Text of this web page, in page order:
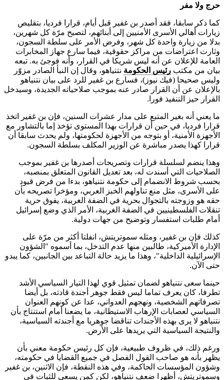
حرج ولا مفر
كما ذكر سابقا، فقد أصدر بن غفير قبل أيام، قرارا فرديا، بتقليص
زيارات أهالي الأسرى الأمنيين إلى أبنائهم، لتصبح مرّة كل شهرين،
بدلا من زيارة واحدة كل شهر، وفرض الأمر على سلطة السجون،
وثارت اعتراضات من مراكز حقوقية، فيما سارع جهاز المخابرات
العامة للإعلان عن أنه ليس شريكا في القرار، وأنه فوجئ به. تبعه
بيان من مكتب رئيس الحكومة نتنياهو، وقال إن النبأ الصادر مزوّر
وليس صحيحا (فيك نيوز)، فسارع بن غفير للرد على بيان نتنياهو
بالإعلان عن أن القرار صادر عنه بموجب صلاحياته الجديدة، وسيدخل
القرار حيز التنفيذ فورا.
ما يعني أنه بغير المتبع على مدار عشرات السنين، فإن بن غفير اتخذ
قرارا فرديا، في حين أن قرارات بهذا المستوى تؤخذ إما بالتشاور مع
الأجهزة الأمنية، أو بتوجه من الأجهزة لحكومتها، ولم يحدث سابقا أن
قرارا كهذا يصدر مباشرة عن الوزير المكلف بسلطة السجون.
وهذا ينضم لسلسلة قرارات وتصريحات أصدرها بن غفير بموجب
الصلاحيات التي أسندت له، بعد تعديل القانون المتعلق بمنصبه،
بحسب شروط الانضمام إلى حكومة نتنياهو، بدءا من فرض قيود
على الأسرى، مثل منع تناولهم الخبز العربي، ومؤخرا تصريحه بأن
حقه هو وزوجته بالتجوال بحرية في الضفة الغربية، يفوق حرية
تنقلات الفلسطينيين في الضفة الغربية، الأمر الذي وضع إسرائيل
أمام طلبات استفسار وتوضيح من جهات دولية.
كذلك فإن بن غفير، ومثله سموتريتش، انفلتا أكثر من مرّة على
الإدارة الأميركية، طالبين منها عدم التدخل، بما أسموه "الشؤون
الإسرائيلية الداخلية"، وهذا ما يزيد حالة التباعد بين الجانبين، كما يبدو
حتى الآن.
حينما سعى نتنياهو لضمان تمثيل قوي لهذا التيار السياسي الأشد
تطرفا، كان يعرف تماما ليس فقط جوهر أجندة قادته، بل أيضا
تصرفاتهم الشخصية، ونهجهم العدواني، عدا عن كونهم العنوان
السياسي لعصابات الإرهاب الاستيطانية، ما يضعنا أمام استنتاج بأن
نتنياهو لا يرى بهذه الأجندات تناقضا جوهريا مع أجندته السياسية،
والنتيجة السياسية التي يريدها على الأرض.
ورغم ذلك، في ظروف طبيعية، فإن كل رئيس حكومة معني بأن
يظهر بأنه هو صاحب القول الفصل في جميع القضايا في حكومته،
وشؤون المؤسسات الحاكمة، وفي هذه النقطة، فإن الاثنين، بن غفير
وسموتريتش، أظهرا ضعف نتنياهو، لكن كمن يسعى للثبات في